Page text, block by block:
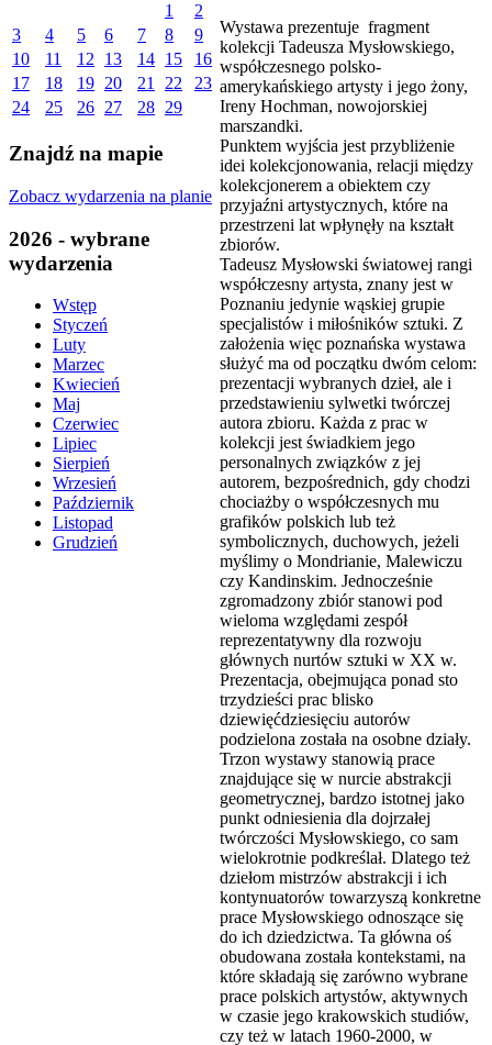
1
2
3
4 5 6 7 8
9
10
11 12 13 14 15
16
17
18 19 20 21 22
23
24
25 26 27 28 29
Znajdź na mapie
Zobacz wydarzenia na planie
2026 - wybrane
wydarzenia
Wstęp
Styczeń
Luty
Marzec
Kwiecień
Maj
Czerwiec
Lipiec
Sierpień
Wrzesień
Październik
Listopad
Grudzień
Wystawa prezentuje fragment
kolekcji Tadeusza Mysłowskiego,
współczesnego polsko-
amerykańskiego artysty i jego żony,
Ireny Hochman, nowojorskiej
marszandki.
Punktem wyjścia jest przybliżenie
idei kolekcjonowania, relacji między
kolekcjonerem a obiektem czy
przyjaźni artystycznych, które na
przestrzeni lat wpłynęły na kształt
zbiorów.
Tadeusz Mysłowski światowej rangi
współczesny artysta, znany jest w
Poznaniu jedynie wąskiej grupie
specjalistów i miłośników sztuki. Z
założenia więc poznańska wystawa
służyć ma od początku dwóm celom:
prezentacji wybranych dzieł, ale i
przedstawieniu sylwetki twórczej
autora zbioru. Każda z prac w
kolekcji jest świadkiem jego
personalnych związków z jej
autorem, bezpośrednich, gdy chodzi
chociażby o współczesnych mu
grafików polskich lub też
symbolicznych, duchowych, jeżeli
myślimy o Mondrianie, Malewiczu
czy Kandinskim. Jednocześnie
zgromadzony zbiór stanowi pod
wieloma względami zespół
reprezentatywny dla rozwoju
głównych nurtów sztuki w XX w.
Prezentacja, obejmująca ponad sto
trzydzieści prac blisko
dziewięćdziesięciu autorów
podzielona została na osobne działy.
Trzon wystawy stanowią prace
znajdujące się w nurcie abstrakcji
geometrycznej, bardzo istotnej jako
punkt odniesienia dla dojrzałej
twórczości Mysłowskiego, co sam
wielokrotnie podkreślał. Dlatego też
dziełom mistrzów abstrakcji i ich
kontynuatorów towarzyszą konkretne
prace Mysłowskiego odnoszące się
do ich dziedzictwa. Ta główna oś
obudowana została kontekstami, na
które składają się zarówno wybrane
prace polskich artystów, aktywnych
w czasie jego krakowskich studiów,
czy też w latach 1960-2000, w